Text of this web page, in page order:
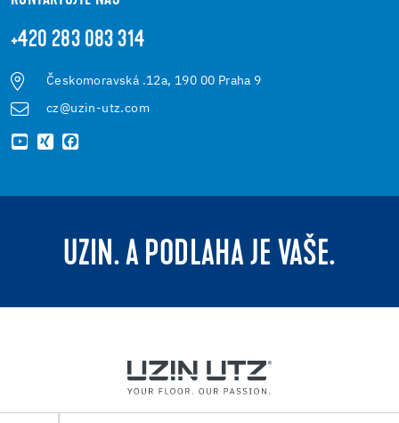
+420 283 083 314
Českomoravská .12a, 190 00 Praha 9
cz@uzin-utz.com
UZIN. A PODLAHA JE VAŠE.